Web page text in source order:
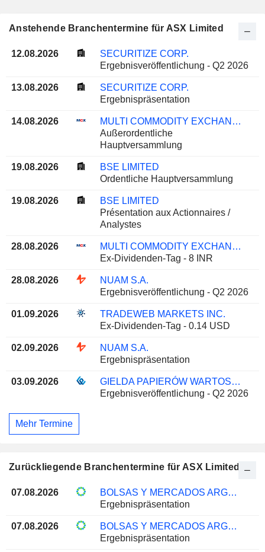
Anstehende Branchentermine für ASX Limited
12.08.2026
SECURITIZE CORP.
Ergebnisveröffentlichung - Q2 2026
13.08.2026
SECURITIZE CORP.
Ergebnispräsentation
14.08.2026
MULTI COMMODITY EXCHANGE OF INDIA LIMITED
Außerordentliche
Hauptversammlung
19.08.2026
BSE LIMITED
Ordentliche Hauptversammlung
19.08.2026
BSE LIMITED
Présentation aux Actionnaires /
Analystes
28.08.2026
MULTI COMMODITY EXCHANGE OF INDIA LIMITED
Ex-Dividenden-Tag - 8 INR
28.08.2026
NUAM S.A.
Ergebnisveröffentlichung - Q2 2026
01.09.2026
TRADEWEB MARKETS INC.
Ex-Dividenden-Tag - 0.14 USD
02.09.2026
NUAM S.A.
Ergebnispräsentation
03.09.2026
GIELDA PAPIERÓW WARTOSCIOWYCH W WARSZAWIE S.A.
Ergebnisveröffentlichung - Q2 2026
Mehr Termine
Zurückliegende Branchentermine für ASX Limited
07.08.2026
BOLSAS Y MERCADOS ARGENTINOS S.A.
Ergebnispräsentation
07.08.2026
BOLSAS Y MERCADOS ARGENTINOS S.A.
Ergebnispräsentation